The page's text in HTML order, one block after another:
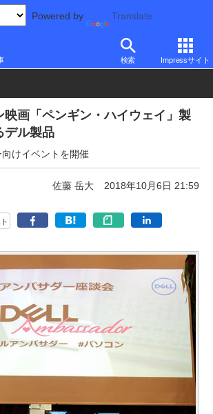
Powered by Translate
検索 Impressサイト
/タブレット/スマートフォン Dell
映画「ペンギン・ハイウェイ」製
デル製品
けイベントを開催
佐藤 岳大 2018年10月6日 21:59